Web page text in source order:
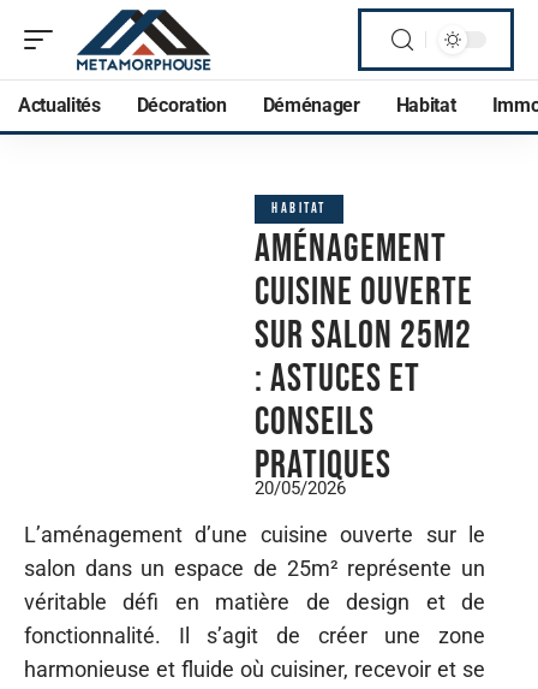
Actualités Décoration Déménager Habitat
HABITAT
Aménagement
cuisine ouverte
sur salon 25m2
: astuces et
conseils
pratiques
20/05/2026
L’aménagement d’une cuisine ouverte sur le
salon dans un espace de 25m² représente un
véritable défi en matière de design et de
fonctionnalité. Il s’agit de créer une zone
harmonieuse et fluide où cuisiner, recevoir et se